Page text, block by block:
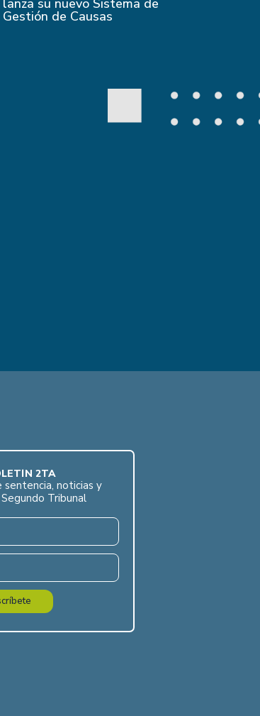
lanza su nuevo Sistema de
Gestión de Causas
2TA
sentencia, noticias y
Tribunal